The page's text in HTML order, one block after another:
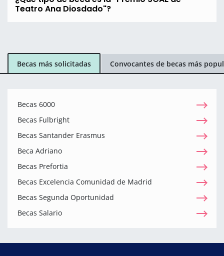
Teatro Ana Diosdado"?
Becas más solicitadas Convocantes de becas más
Becas 6000
Becas Fulbright
Becas Santander Erasmus
Beca Adriano
Becas Prefortia
Becas Excelencia Comunidad de Madrid
Becas Segunda Oportunidad
Becas Salario